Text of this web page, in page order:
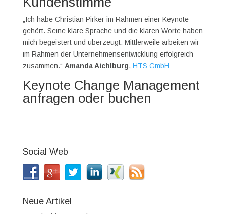
„Ich habe Christian Pirker im Rahmen einer Keynote
gehört. Seine klare Sprache und die klaren Worte haben
mich begeistert und überzeugt. Mittlerweile arbeiten wir
im Rahmen der Unternehmensentwicklung erfolgreich
zusammen.“ Amanda Aichlburg, HTS GmbH
Keynote Change Management
anfragen oder buchen
Social Web
Neue Artikel